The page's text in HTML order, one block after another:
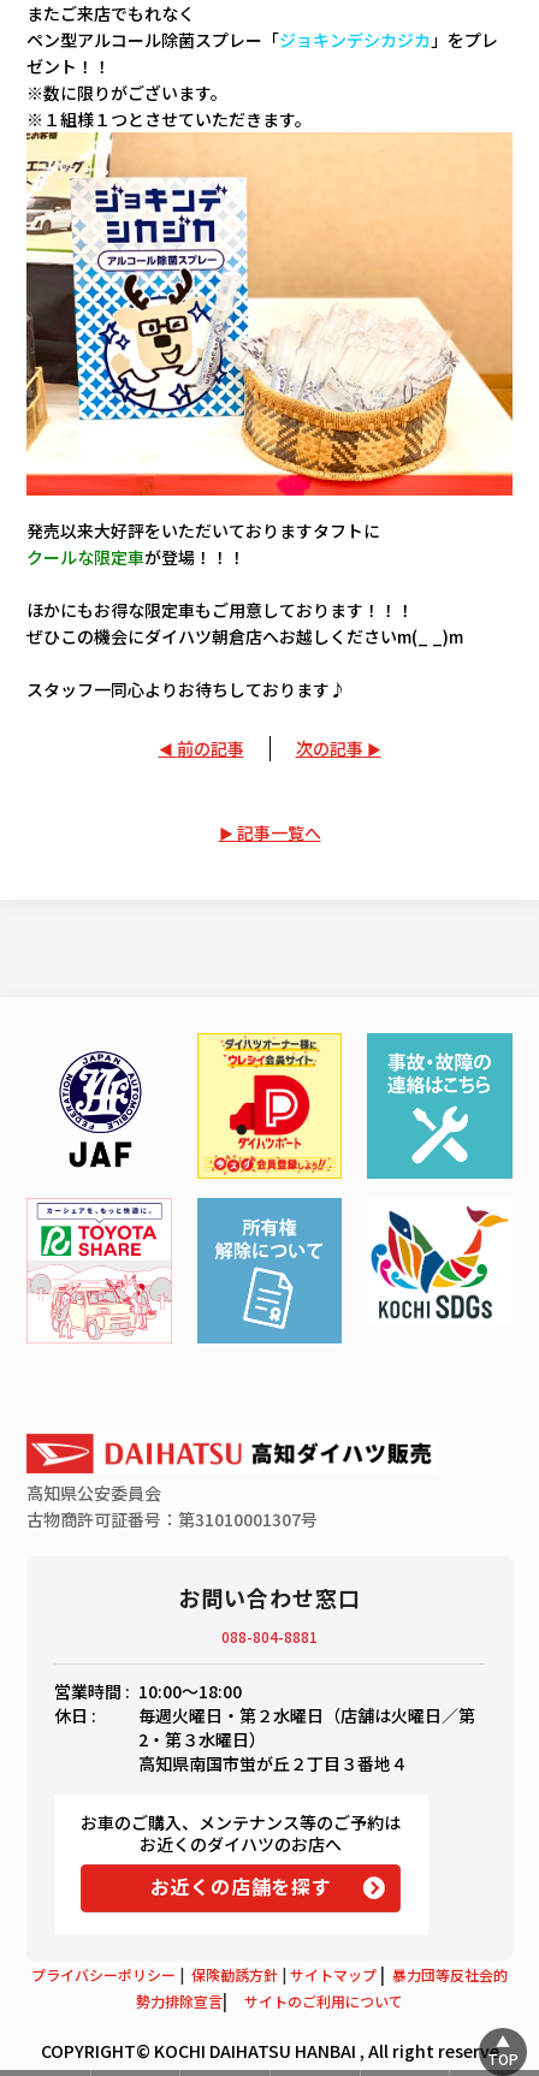
またご来店でもれなく
ペン型アルコール除菌スプレー「ジョキンデシカジカ」をプレ
ゼント！！
※数に限りがございます。
※１組様１つとさせていただきます。
発売以来大好評をいただいておりますタフトに
クールな限定車が登場！！！
ほかにもお得な限定車もご用意しております！！！
ぜひこの機会にダイハツ朝倉店へお越しくださいm(_ _)m
スタッフ一同心よりお待ちしております♪
前の記事 次の記事
記事一覧へ
高知県公安委員会
古物商許可証番号：第31010001307号
お問い合わせ窓口
088-804-8881
営業時間 : 10:00〜18:00
休日 :
毎週火曜日・第２水曜日（店舗は火曜日／第
2・第３水曜日）
高知県南国市蛍が丘２丁目３番地４
お車のご購入、メンテナンス等のご予約は
お近くのダイハツのお店へ
お近くの店舗を探す
プライバシーポリシー | 保険勧誘方針 |サイトマップ | 暴力団等反社会的
勢力排除宣言| サイトのご利用について
COPYRIGHT© KOCHI DAIHATSU HANBAI , All right reserveTOP